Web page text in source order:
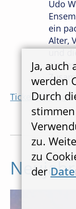
Ja, auch
werden
Durch
zu.
zu
der
Udo
ein
Alter,
und
ein
Tickets kaufen